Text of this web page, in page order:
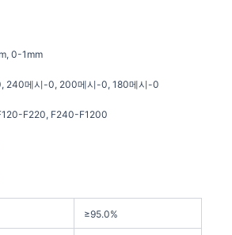
0-1mm
240메시-0, 200메시-0, 180메시-0
F220, F240-F1200
≥95.0%